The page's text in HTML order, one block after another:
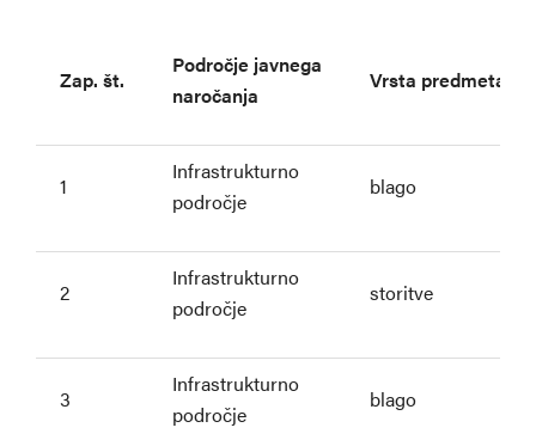
Zap. št.
Področje javnega
naročanja
Vrsta predmeta
1
Infrastrukturno
področje
blago
2
Infrastrukturno
področje
storitve
3
Infrastrukturno
področje
blago